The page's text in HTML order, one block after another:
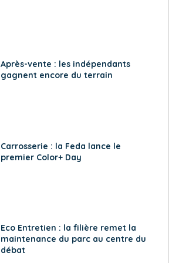
Après-vente : les indépendants
gagnent encore du terrain
Carrosserie : la Feda lance le
premier Color+ Day
Eco Entretien : la filière remet la
maintenance du parc au centre du
débat